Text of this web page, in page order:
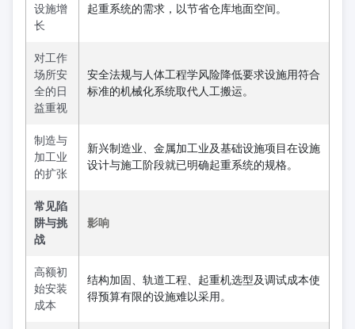
设施增
长
起重系统的需求，以节省仓库地面空间。
对工作
场所安
全的日
益重视
安全法规与人体工程学风险降低要求设施用符合
标准的机械化系统取代人工搬运。
制造与
加工业
的扩张
新兴制造业、金属加工业及基础设施项目在设施
设计与施工阶段就已明确起重系统的规格。
常见陷
阱与挑
战
影响
高额初
始安装
成本
结构加固、轨道工程、起重机选型及调试成本使
得预算有限的设施难以采用。